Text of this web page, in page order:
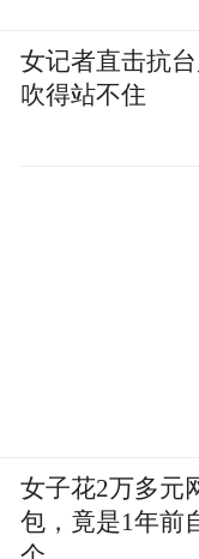
女记者直击抗
吹得站不住
女子花2万多元
包，竟是1年前